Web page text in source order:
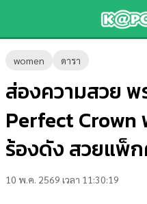
women ดารา
ส่องความสวย
Perfect
ร้องดัง สวยแพ็ก
10 พ.ค. 2569 เวลา 11:30:19
ข่าว-
ความ
รู้
บันเทิง